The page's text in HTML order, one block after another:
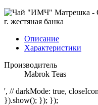
Описание
Характеристики
Производитель
Mabrok Teas
', // darkMode: true,
}).show(); }); });